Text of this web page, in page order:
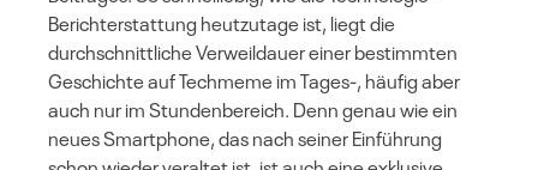
Berichterstattung heutzutage ist, liegt die
durchschnittliche Verweildauer einer bestimmten
Geschichte auf Techmeme im Tages-, häufig aber
auch nur im Stundenbereich. Denn genau wie ein
neues Smartphone, das nach seiner Einführung